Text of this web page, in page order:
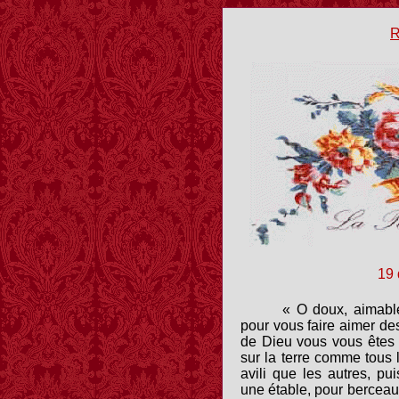
19
« O doux,
pour vous faire aimer
de Dieu vous vous êtes
sur la terre comme
avili que les autres,
une étable, pour